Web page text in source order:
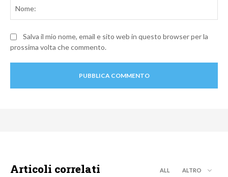
Salva il mio nome, email e sito web in questo browser per la
prossima volta che commento.
Articoli correlati ALL ALTRO